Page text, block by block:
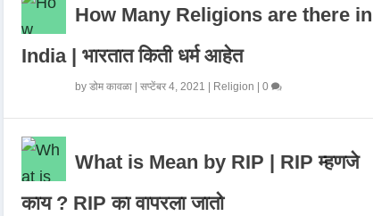
How Many Religions are there in
India | भारतात किती धर्म आहेत
by डोम कावळा| सप्टेंबर 4, 2021 Religion 0
What is Mean by RIP | RIP म्हणजे
काय ? RIP का वापरला जातो